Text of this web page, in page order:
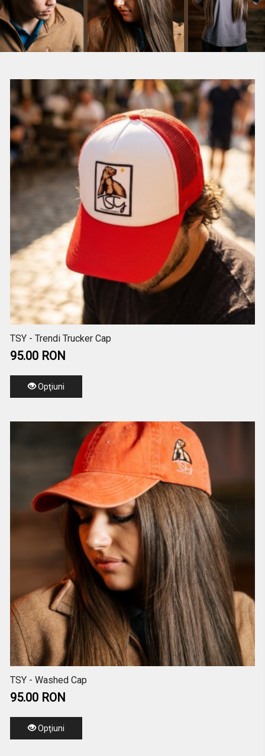
TSY - Trendi Trucker Cap
95.00 RON
Opţiuni
TSY - Washed Cap
95.00 RON
Opţiuni